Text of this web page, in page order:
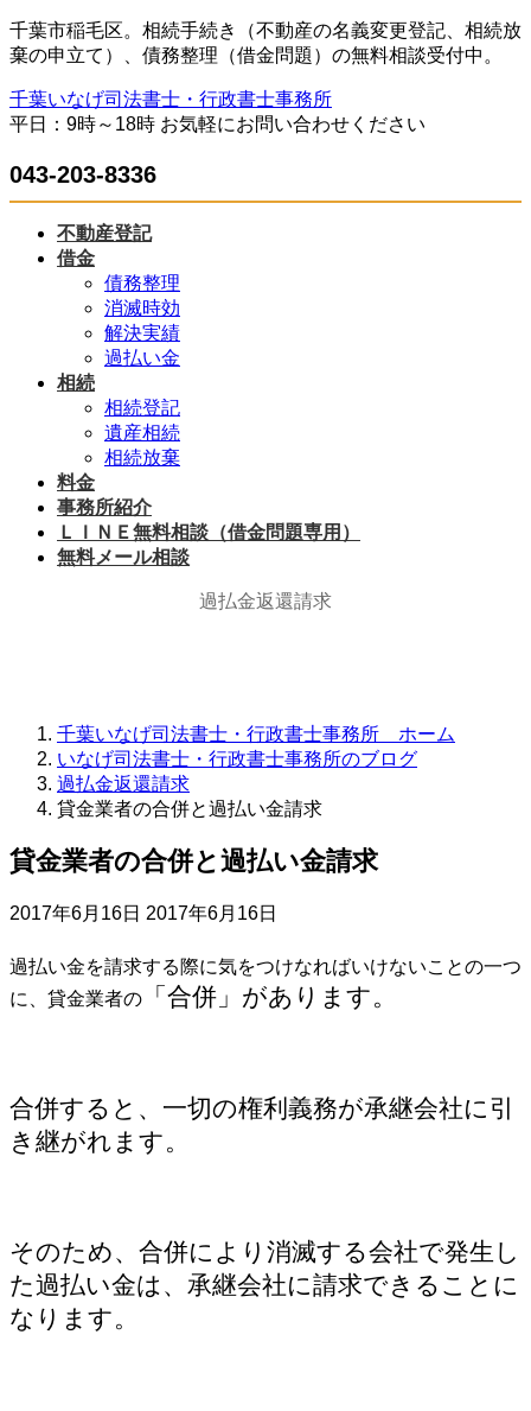
コ
ン
ン
ツ
ス
キ
ナ
ビ
ー
シ
ン
に
千葉市稲毛区。相続手続き（不動産の名義変更登記、相続放
棄の申立て）、債務整理（借金問題）の無料相談受付中。
千葉いなげ司法書士・行政書士事務所
平日：9時～18時 お気軽にお問い合わせください
043-203-8336
不動産登記
借金
債務整理
消滅時効
解決実績
過払い金
相続
相続登記
遺産相続
相続放棄
料金
事務所紹介
ＬＩＮＥ無料相談（借金問題専用）
無料メール相談
過払金返還請求
千葉いなげ司法書士・行政書士事務所 ホーム
いなげ司法書士・行政書士事務所のブログ
過払金返還請求
貸金業者の合併と過払い金請求
貸金業者の合併と過払い金請求
2017年6月16日 最
更
新
2017年6月16日
過払い金を請求する際に気をつけなればいけないことの一つ
に、貸金業者の
「合併」があります。
合併すると、一切の権利義務が承継会社に引
き継がれます。
そのため、合併により消滅する会社で発生し
た過払い金は、承継会社に請求できることに
なります。